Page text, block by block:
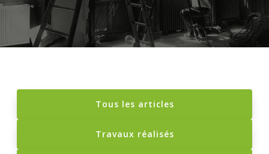
Tous les articles
Travaux réalisés